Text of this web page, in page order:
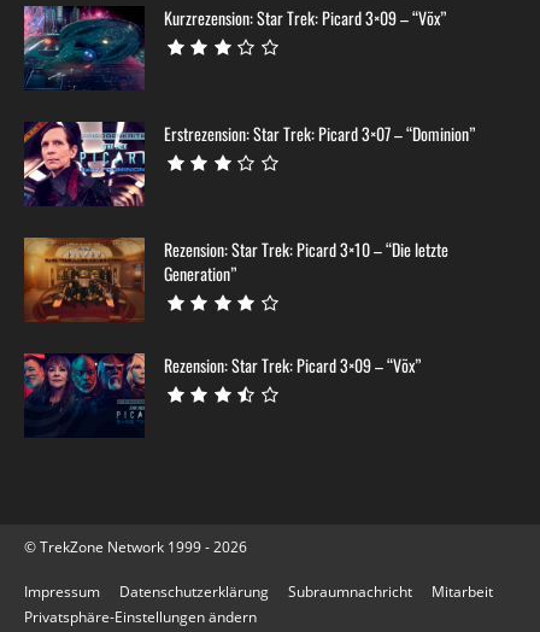
Kurzrezension: Star Trek: Picard 3×09 – “Võx”
Erstrezension: Star Trek: Picard 3×07 – “Dominion”
Rezension: Star Trek: Picard 3×10 – “Die letzte
Generation”
Rezension: Star Trek: Picard 3×09 – “Võx”
© TrekZone Network 1999 - 2026
Impressum Datenschutzerklärung Subraumnachricht
Mitarbeit
Privatsphäre-Einstellungen ändern